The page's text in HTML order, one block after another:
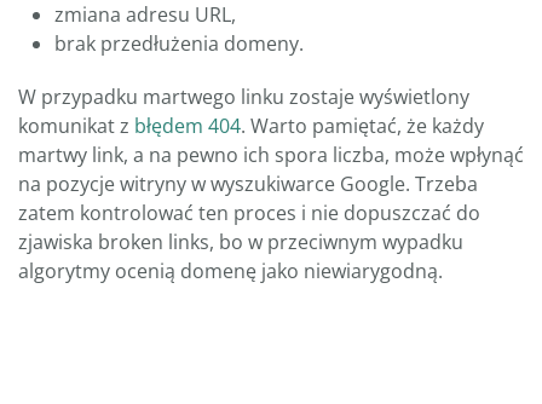
zmiana adresu URL,
brak przedłużenia domeny.
W przypadku martwego linku zostaje wyświetlony
komunikat z błędem 404. Warto pamiętać, że każdy
martwy link, a na pewno ich spora liczba, może wpłynąć
na pozycje witryny w wyszukiwarce Google. Trzeba
zatem kontrolować ten proces i nie dopuszczać do
zjawiska broken links, bo w przeciwnym wypadku
algorytmy ocenią domenę jako niewiarygodną.